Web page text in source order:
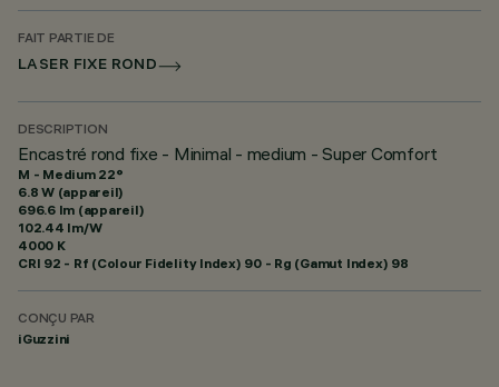
FAIT PARTIE DE
LASER FIXE ROND
DESCRIPTION
Encastré rond fixe - Minimal - medium - Super Comfort
M - Medium 22°
6.8 W (appareil)
696.6 lm (appareil)
102.44 lm/W
4000 K
CRI 92 - Rf (Colour Fidelity Index) 90 - Rg (Gamut Index) 98
CONÇU PAR
iGuzzini